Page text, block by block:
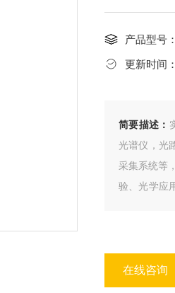
产品型号：
更新时间：
简要描述：
光谱仪，光
采集系统等
验、光学应
在线咨询